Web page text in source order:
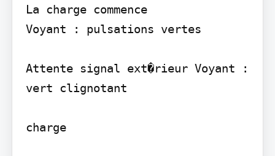
La charge commence
Voyant : pulsations vertes
Attente signal ext�rieur Voyant :
vert clignotant
charge